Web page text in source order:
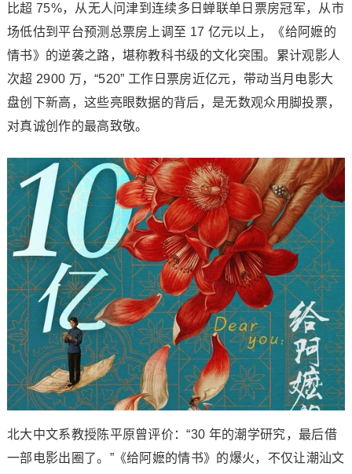
比超 75%，从无人问津到连续多日蝉联单日票房冠军，从市
场低估到平台预测总票房上调至 17 亿元以上，《给阿嬷的
情书》的逆袭之路，堪称教科书级的文化突围。累计观影人
次超 2900 万，“520” 工作日票房近亿元，带动当月电影大
盘创下新高，这些亮眼数据的背后，是无数观众用脚投票，
对真诚创作的最高致敬。
北大中文系教授陈平原曾评价：“30 年的潮学研究，最后借
一部电影出圈了。”《给阿嬷的情书》的爆火，不仅让潮汕文